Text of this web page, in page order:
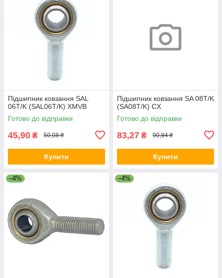
Підшипник ковзання SAL
06T/K (SAL06T/K) XMVB
Готово до відправки
45,90 ₴ 50,08 ₴
Купити
Підшипник ковзання SA 08T/K
(SA08T/K) CX
Готово до відправки
83,27 ₴ 90,84 ₴
Купити
–4% –4%